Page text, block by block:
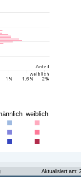
weiblich
Aktualisiert am: